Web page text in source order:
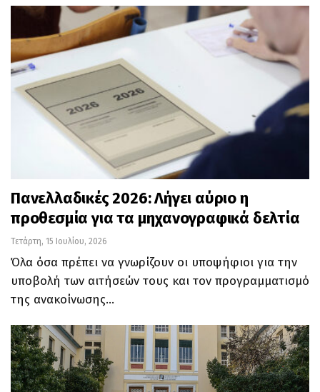
Πανελλαδικές 2026: Λήγει αύριο η
προθεσμία για τα μηχανογραφικά δελτία
Τετάρτη, 15 Ιουλίου, 2026
Όλα όσα πρέπει να γνωρίζουν οι υποψήφιοι για την
υποβολή των αιτήσεών τους και τον προγραμματισμό
της ανακοίνωσης…